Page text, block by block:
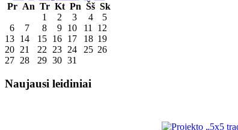
Pr An Tr Kt Pn Šš Sk
1
2 3 4
5
6
7 8 9 10 11
12
13 14 15 16 17 18 19
20 21 22 23 24 25 26
27 28 29 30 31
Naujausi leidiniai